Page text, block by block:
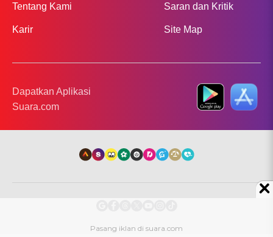
Tentang Kami
Karir
Saran dan Kritik
Site Map
Dapatkan Aplikasi
Suara.com